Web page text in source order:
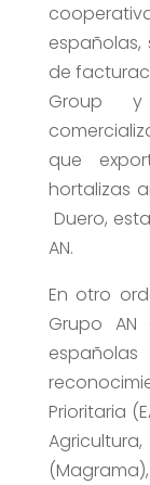
españolas,
de
Group y
que
hortalizas
Duero,
AN.
En otro
Grupo
Prioritaria